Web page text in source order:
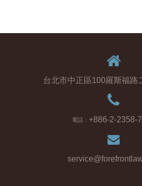
台北市中正區100羅斯福路
電話： +886-2-2358-